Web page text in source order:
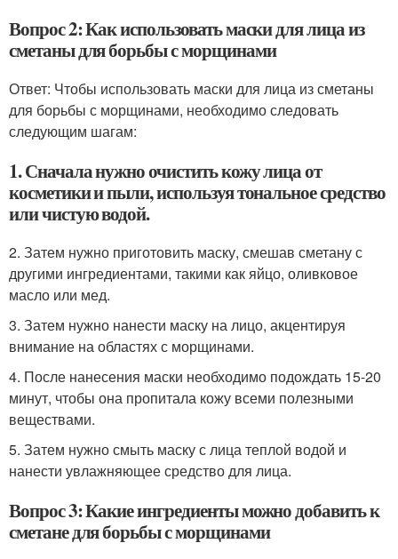
Вопрос 2: Как использовать маски для лица из
сметаны для борьбы с морщинами
Ответ: Чтобы использовать маски для лица из сметаны
для борьбы с морщинами, необходимо следовать
следующим шагам:
1. Сначала нужно очистить кожу лица от
косметики и пыли, используя тональное средство
или чистую водой.
2. Затем нужно приготовить маску, смешав сметану с
другими ингредиентами, такими как яйцо, оливковое
масло или мед.
3. Затем нужно нанести маску на лицо, акцентируя
внимание на областях с морщинами.
4. После нанесения маски необходимо подождать 15-20
минут, чтобы она пропитала кожу всеми полезными
веществами.
5. Затем нужно смыть маску с лица теплой водой и
нанести увлажняющее средство для лица.
Вопрос 3: Какие ингредиенты можно добавить к
сметане для борьбы с морщинами